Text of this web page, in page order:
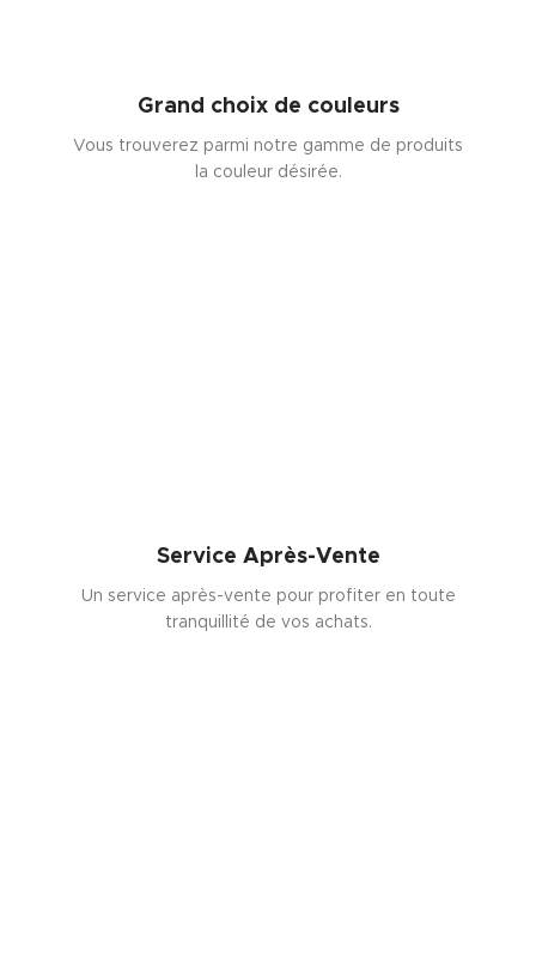
Grand choix de couleurs
Vous trouverez parmi notre gamme de produits
la couleur désirée.
Service Après-Vente
Un service après-vente pour profiter en toute
tranquillité de vos achats.